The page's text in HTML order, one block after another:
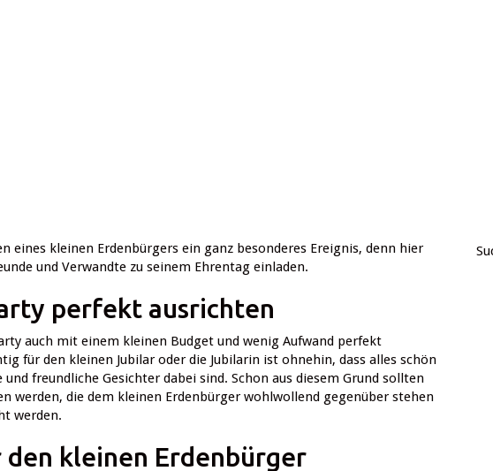
eines kleinen Erdenbürgers ein ganz besonderes Ereignis, denn hier
und Verwandte zu seinem Ehrentag einladen.
perfekt ausrichten
auch mit einem kleinen Budget und wenig Aufwand perfekt
für den kleinen Jubilar oder die Jubilarin ist ohnehin, dass alles schön
freundliche Gesichter dabei sind. Schon aus diesem Grund sollten
werden, die dem kleinen Erdenbürger wohlwollend gegenüber stehen
werden.
den kleinen Erdenbürger